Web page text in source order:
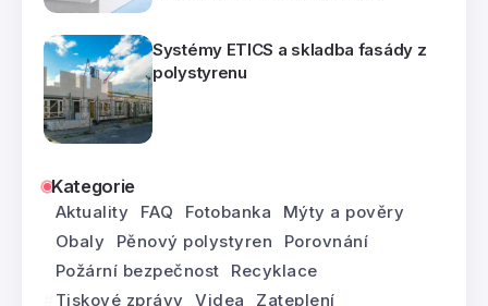
Systémy ETICS a skladba fasády z
polystyrenu
Kategorie
Aktuality FAQ Fotobanka
Mýty a pověry
Obaly
Pěnový polystyren
Porovnání
Požární bezpečnost
Recyklace
Tiskové zprávy
Videa Zateplení